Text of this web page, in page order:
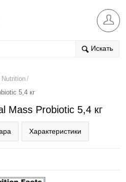
Искать
/
5,4 кг
Mass Probiotic 5,4 кг
Характеристики